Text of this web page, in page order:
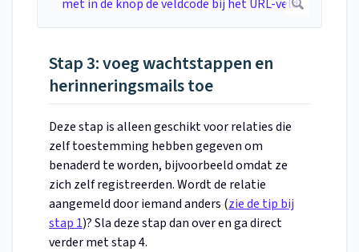
Stap 3: voeg wachtstappen en
herinneringsmails toe
Deze stap is alleen geschikt voor relaties die
zelf toestemming hebben gegeven om
benaderd te worden, bijvoorbeeld omdat ze
zich zelf registreerden. Wordt de relatie
aangemeld door iemand anders (zie de tip bij
stap 1)? Sla deze stap dan over en ga direct
verder met stap 4.